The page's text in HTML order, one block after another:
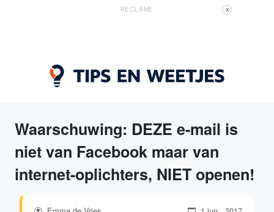
RECLAME X
Waarschuwing: DEZE e-mail is
niet van Facebook maar van
internet-oplichters, NIET openen!